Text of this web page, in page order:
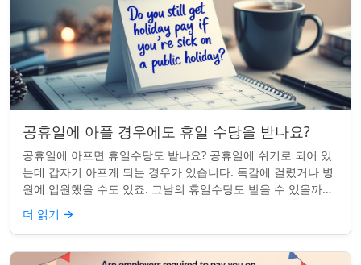
공휴일에 아플 경우에도 휴일 수당을 받나요?
공휴일에 아프면 휴일수당도 받나요? 공휴일에 쉬기로 되어 있
는데 갑자기 아프게 되는 경우가 있습니다. 독감에 걸렸거나 병
원에 입원했을 수도 있죠. 그날의 휴일수당도 받을 수 있을까요?
이는 흔한 질문이며, 답변은 주...
더 읽기 →